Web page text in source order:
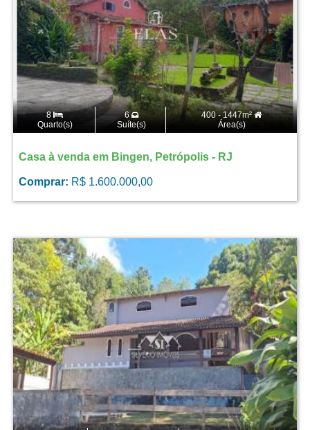
8
Quarto(s)
6
Suíte(s)
400 - 1447m²
Área(s)
Casa à venda em Bingen, Petrópolis - RJ
Comprar: R$ 1.600.000,00